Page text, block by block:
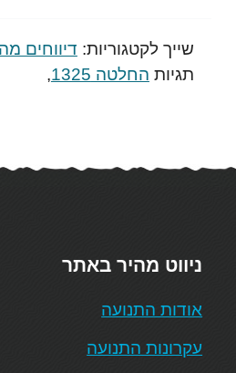
שייך לקטגוריות: דיווחים
תגיות החלטה 1325 ,
ניווט מהיר באתר
אודות התנועה
עקרונות התנועה